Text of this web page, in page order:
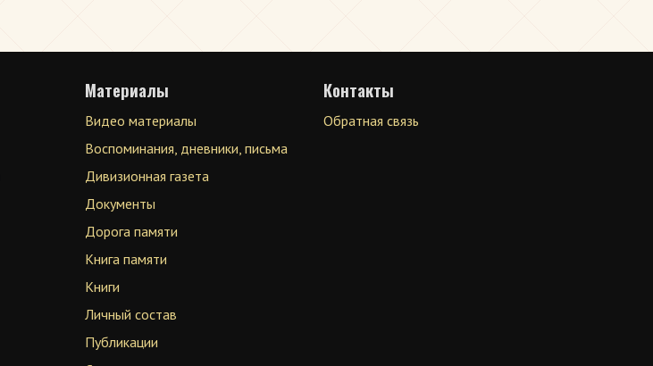
Материалы
Видео материалы
Воспоминания, дневники, письма
Дивизионная газета
Документы
Дорога памяти
Книга памяти
Книги
Личный состав
Публикации
Контакты
Обратная связь